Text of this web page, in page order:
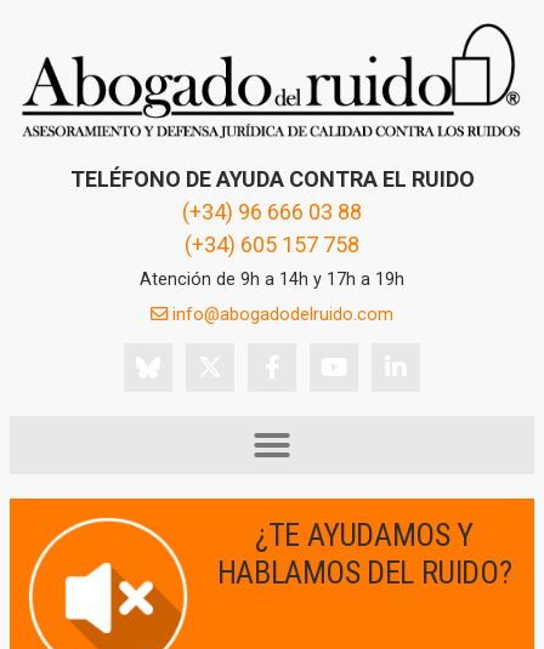
TELÉFONO DE AYUDA CONTRA EL RUIDO
(+34) 96 666 03 88
(+34) 605 157 758
Atención de 9h a 14h y 17h a 19h
info@abogadodelruido.com
¿TE AYUDAMOS Y
HABLAMOS DEL RUIDO?